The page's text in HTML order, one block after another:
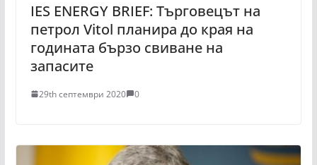
IES ENERGY BRIEF: Търговецът на
петрол Vitol планира до края на
годината бързо свиване на
запасите
29th септември 2020 0